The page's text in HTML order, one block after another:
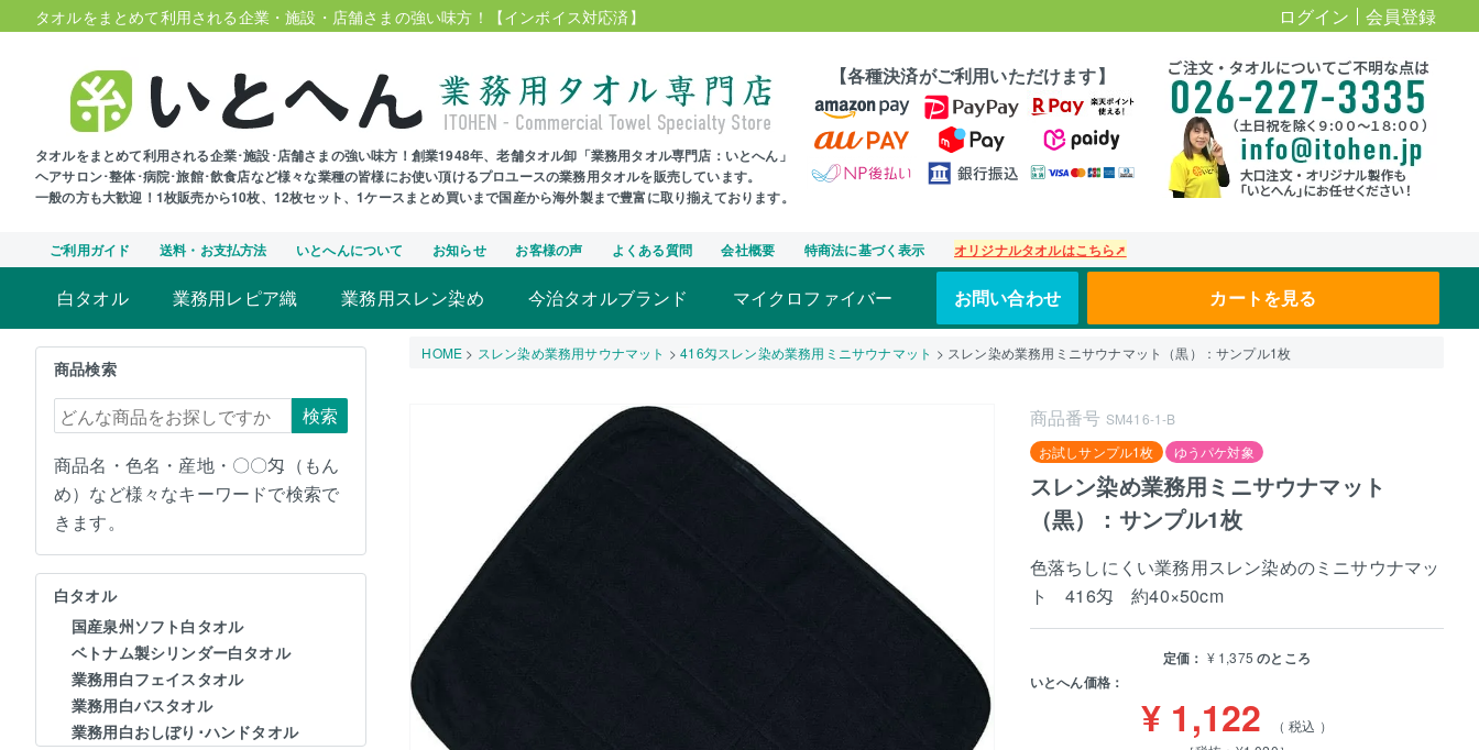
タオルをまとめて利用される企業・施設・店舗さまの強い味方！ 【インボイス対応済】 ログイン 会員登録
タオルをまとめて利用される企業･施設･店舗さまの強い味方！創業1948年、老舗タオル卸「業務用タオル専門店：いとへん」
ヘアサロン･整体･病院･旅館･飲食店など様々な業種の皆様にお使い頂けるプロユースの業務用タオルを販売しています。
一般の方も大歓迎！1枚販売から10枚、12枚セット、1ケースまとめ買いまで国産から海外製まで豊富に取り揃えております。
【各種決済がご利用いただけます】
ご利用ガイド 送料・お支払方法 いとへんについて お知らせ お客様の声 よくある質問 会社概要 特商法に基づく表示 オリジナルタオルはこちら➚
白タオル 業務用レピア織 業務用スレン染め 今治タオルブランド マイクロファイバー お問い合わせ カートを見る
商品検索
検索
商品名・色名・産地・〇〇匁（もん
め）など様々なキーワードで検索で
きます。
白タオル
国産泉州ソフト白タオル
ベトナム製シリンダー白タオル
業務用白フェイスタオル
業務用白バスタオル
業務用白おしぼり･ハンドタオル
HOME スレン染め業務用サウナマット 416匁スレン染め業務用ミニサウナマット スレン染め業務用ミニサウナマット（黒）：サンプル1枚
商品番号 SM416-1-B
お試しサンプル1枚
ゆうパケ対象
スレン染め業務用ミニサウナマット
（黒）：サンプル1枚
色落ちしにくい業務用スレン染めのミニサウナマッ
ト 416匁 約40×50cm
定価： ¥ 1,375 のところ
いとへん価格：
¥ 1,122
税込